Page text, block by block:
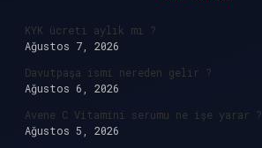
KYK ücreti aylık mı ?
Ağustos 7, 2026
Davutpaşa ismi nereden gelir ?
Ağustos 6, 2026
Avene C Vitamini serumu ne işe yarar ?
Ağustos 5, 2026